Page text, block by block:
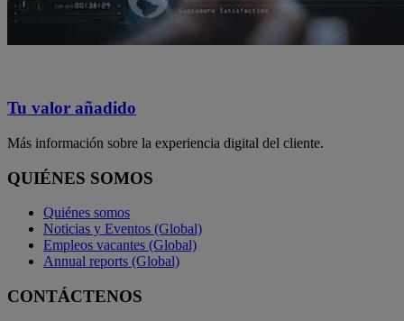
Tu valor añadido
Más información sobre la experiencia digital del cliente.
QUIÉNES SOMOS
Quiénes somos
Noticias y Eventos (Global)
Empleos vacantes (Global)
Annual reports (Global)
CONTÁCTENOS